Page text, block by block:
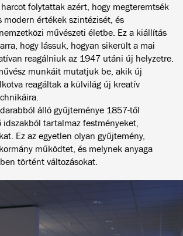
folytattak azért, hogy megteremtsék
modern értékek szintézisét, és
művészeti életbe. Ez a kiállítás
hogy lássuk, hogyan sikerült a mai
reagálniuk az 1947 utáni új helyzetre.
munkáit mutatjuk be, akik új
reagáltak a külvilág új kreatív
álló gyűjteménye 1857-től
tartalmaz festményeket,
Ez az egyetlen olyan gyűjtemény,
működtet, és melynek anyaga
történt változásokat.